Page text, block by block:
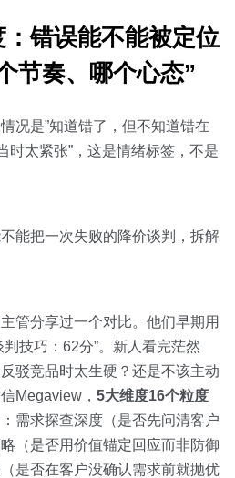
错误能不能被定位
节奏、哪个心态”
况是”知道错了，但不知道错在
时太紧张”，这是情绪标签，不是
能把一次失败的降价谈判，拆解
管分享过一个对比。他们早期用
技巧：62分”。新人看完茫然
驳竞品时太生硬？还是不该主动
Megaview， 5大维度16个粒度
需求探查深度（是否先问清客户
（是否用价值锚定回应而非防御
是否在客户没确认需求前就抛优